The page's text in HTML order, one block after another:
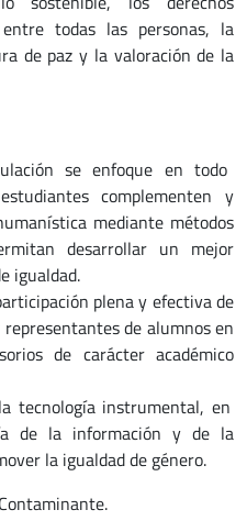
todas las personas, la
de paz y la valoración de la
se enfoque en todo
complementen y
mediante métodos
desarrollar un mejor
igualdad.
plena y efectiva de
de alumnos en
de carácter académico
tecnología instrumental, en
de la información y de la
la igualdad de género.